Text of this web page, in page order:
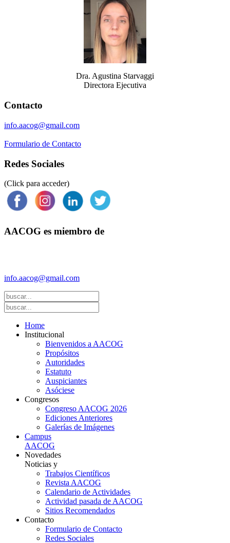
Dra. Agustina Starvaggi
Directora Ejecutiva
Contacto
info.aacog@gmail.com
Formulario de Contacto
Redes Sociales
(Click para acceder)
AACOG es miembro de
info.aacog@gmail.com
Home
Institucional
Bienvenidos a AACOG
Propósitos
Autoridades
Estatuto
Auspiciantes
Asóciese
Congresos
Congreso AACOG 2026
Ediciones Anteriores
Galerías de Imágenes
Campus
AACOG
Novedades
Noticias y
Trabajos Científicos
Revista AACOG
Calendario de Actividades
Actividad pasada de AACOG
Sitios Recomendados
Contacto
Formulario de Contacto
Redes Sociales